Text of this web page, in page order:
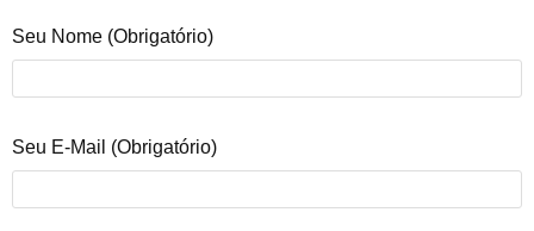
Seu Nome (obrigatório)
Seu E-Mail (obrigatório)